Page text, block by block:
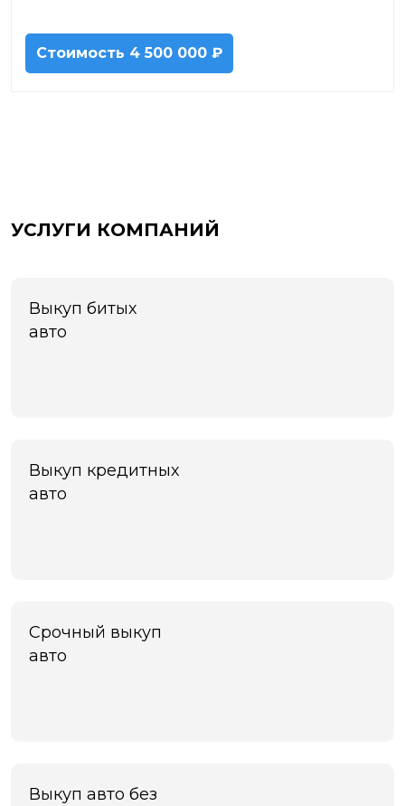
Стоимость 4 500 000 ₽
УСЛУГИ КОМПАНИЙ
Выкуп битых
авто
Выкуп кредитных
авто
Срочный выкуп
авто
Выкуп авто без